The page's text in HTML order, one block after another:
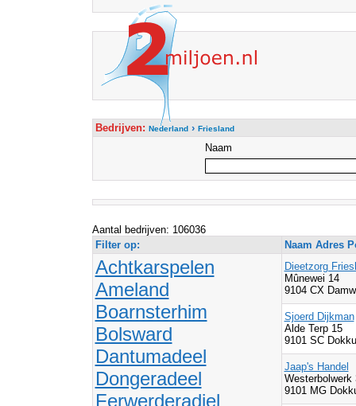
Bedrijven: Nederland› Friesland
Naam
Aantal bedrijven: 106036
Filter op:
Naam Adres
Achtkarspelen
Ameland
Boarnsterhim
Bolsward
Dantumadeel
Dongeradeel
Ferwerderadiel
Dieetzorg
Mûnewei 14
9104 CX
Sjoerd Dijkman
Alde Terp 15
9101 SC
Jaap's Handel
Westerbolwerk
9101 MG